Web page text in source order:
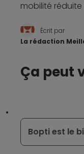
mobilité réduite
Écrit par
La rédaction
Ça peut
Bopti est le